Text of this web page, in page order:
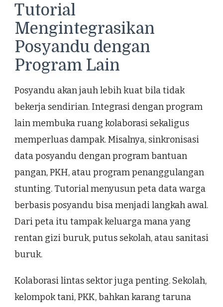
Tutorial
Mengintegrasikan
Posyandu dengan
Program Lain
Posyandu akan jauh lebih kuat bila tidak
bekerja sendirian. Integrasi dengan program
lain membuka ruang kolaborasi sekaligus
memperluas dampak. Misalnya, sinkronisasi
data posyandu dengan program bantuan
pangan, PKH, atau program penanggulangan
stunting. Tutorial menyusun peta data warga
berbasis posyandu bisa menjadi langkah awal.
Dari peta itu tampak keluarga mana yang
rentan gizi buruk, putus sekolah, atau sanitasi
buruk.
Kolaborasi lintas sektor juga penting. Sekolah,
kelompok tani, PKK, bahkan karang taruna